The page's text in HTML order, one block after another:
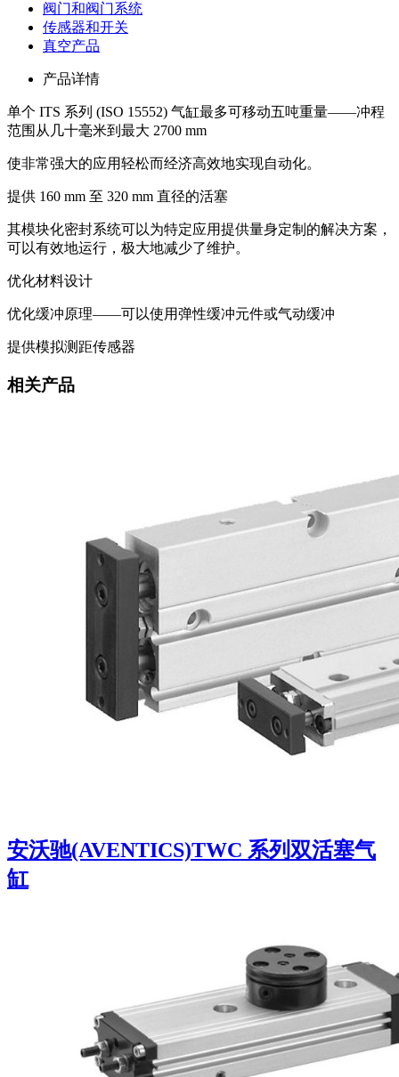
阀门和阀门系统
传感器和开关
真空产品
产品详情
单个 ITS 系列 (ISO 15552) 气缸最多可移动五吨重量——冲程
范围从几十毫米到最大 2700 mm
使非常强大的应用轻松而经济高效地实现自动化。
提供 160 mm 至 320 mm 直径的活塞
其模块化密封系统可以为特定应用提供量身定制的解决方案，
可以有效地运行，极大地减少了维护。
优化材料设计
优化缓冲原理——可以使用弹性缓冲元件或气动缓冲
提供模拟测距传感器
相关产品
安沃驰(AVENTICS)TWC 系列双活塞气
缸